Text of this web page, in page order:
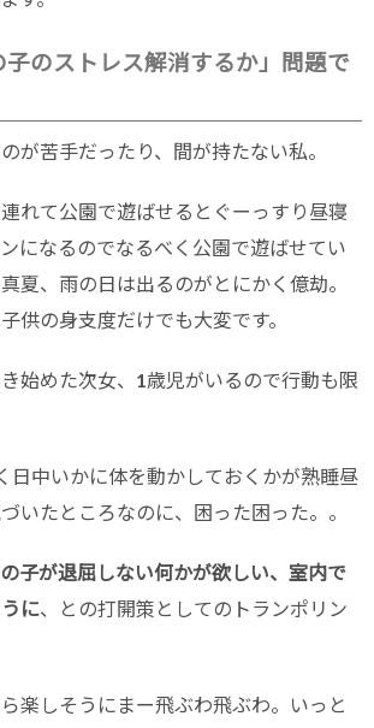
子のストレス解消するか」問題で
が苦手だったり、間が持たない私。
れて公園で遊ばせるとぐーっすり昼寝
になるのでなるべく公園で遊ばせてい
夏、雨の日は出るのがとにかく億劫。
供の身支度だけでも大変です。
始めた次女、1歳児がいるので行動も限
日中いかに体を動かしておくかが熟睡昼
いたところなのに、困った困った。。
子が退屈しない何かが欲しい、室内で
に、との打開策としてのトランポリン
楽しそうにまー飛ぶわ飛ぶわ。いっと